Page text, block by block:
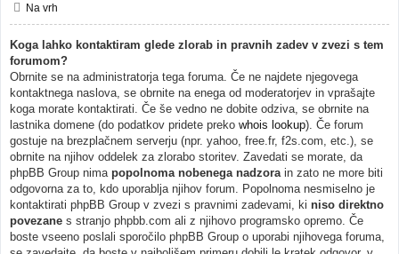
Na vrh
Koga lahko kontaktiram glede zlorab in pravnih zadev v zvezi s tem
forumom?
Obrnite se na administratorja tega foruma. Če ne najdete njegovega
kontaktnega naslova, se obrnite na enega od moderatorjev in vprašajte
koga morate kontaktirati. Če še vedno ne dobite odziva, se obrnite na
lastnika domene (do podatkov pridete preko whois lookup). Če forum
gostuje na brezplačnem serverju (npr. yahoo, free.fr, f2s.com, etc.), se
obrnite na njihov oddelek za zlorabo storitev. Zavedati se morate, da
phpBB Group nima popolnoma nobenega nadzora in zato ne more biti
odgovorna za to, kdo uporablja njihov forum. Popolnoma nesmiselno je
kontaktirati phpBB Group v zvezi s pravnimi zadevami, ki niso direktno
povezane s stranjo phpbb.com ali z njihovo programsko opremo. Če
boste vseeno poslali sporočilo phpBB Group o uporabi njihovega foruma,